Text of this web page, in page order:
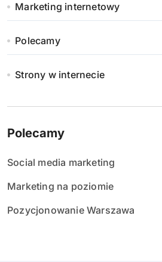
Marketing internetowy
Polecamy
Strony w internecie
Polecamy
Social media marketing
Marketing na poziomie
Pozycjonowanie Warszawa